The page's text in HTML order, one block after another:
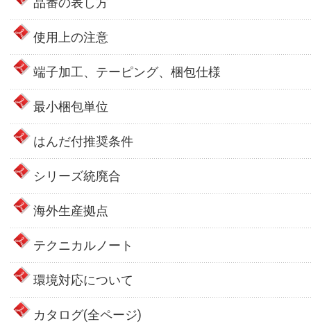
使用上の注意
端子加工、テーピング、梱包仕様
最小梱包単位
はんだ付推奨条件
シリーズ統廃合
海外生産拠点
テクニカルノート
環境対応について
カタログ(全ページ)